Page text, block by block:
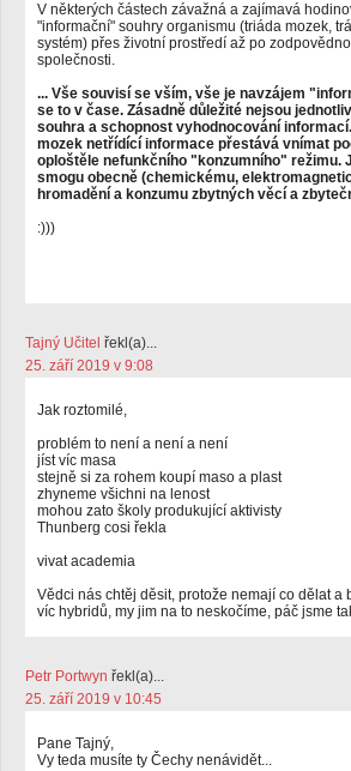
V některých částech závažná a zajímavá
"informační" souhry organismu (triáda mozek,
systém) přes životní prostředí až po
společnosti.
... Vše souvisí se vším, vše je navzájem
se to v čase. Zásadně důležité nejsou
souhra a schopnost vyhodnocování
mozek netřídící informace přestává vnímat
oploštěle nefunkčního "konzumního" režimu.
smogu obecně (chemickému,
hromadění a konzumu zbytných věcí a
:)))
Tajný Učitel řekl(a)...
25. září 2019 v 9:08
Jak roztomilé,
problém to není a není a není
jíst víc masa
stejně si za rohem koupí maso a plast
zhyneme všichni na lenost
mohou zato školy produkující aktivisty
Thunberg cosi řekla
vivat academia
Vědci nás chtěj děsit, protože nemají co dělat a
víc hybridů, my jim na to neskočíme, páč jsme
Petr Portwyn řekl(a)...
25. září 2019 v 10:45
Pane Tajný,
Vy teda musíte ty Čechy nenávidět...